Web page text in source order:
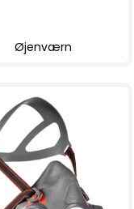
Øjenværn